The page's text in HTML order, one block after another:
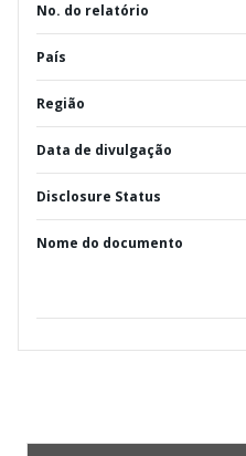
No. do relatório
País
Região
Data de divulgação
Disclosure Status
Nome do documento